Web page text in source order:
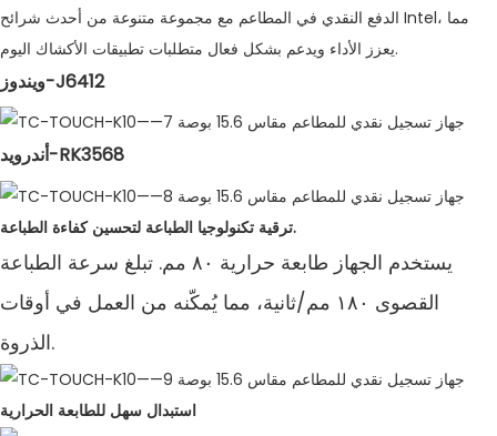
الدفع النقدي في المطاعم مع مجموعة متنوعة من أحدث شرائح Intel، مما
يعزز الأداء ويدعم بشكل فعال متطلبات تطبيقات الأكشاك اليوم.
ويندوز-J6412
أندرويد-RK3568
ترقية تكنولوجيا الطباعة لتحسين كفاءة الطباعة.
يستخدم الجهاز طابعة حرارية ٨٠ مم. تبلغ سرعة الطباعة
القصوى ١٨٠ مم/ثانية، مما يُمكّنه من العمل في أوقات
الذروة.
استبدال سهل للطابعة الحرارية